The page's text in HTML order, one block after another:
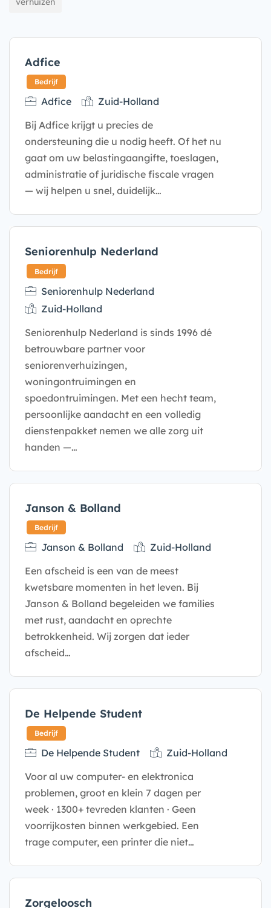
Adfice
Adfice
Zuid-Holland
Bij Adfice krijgt u precies de
ondersteuning die u nodig heeft. Of het nu
gaat om uw belastingaangifte, toeslagen,
administratie of juridische fiscale vragen
— wij helpen u snel, duidelijk…
Seniorenhulp Nederland
Bedrijf
Seniorenhulp Nederland
Zuid-Holland
Seniorenhulp Nederland is sinds 1996 dé
betrouwbare partner voor
seniorenverhuizingen,
woningontruimingen en
spoedontruimingen. Met een hecht team,
persoonlijke aandacht en een volledig
dienstenpakket nemen we alle zorg uit
handen —…
Janson & Bolland
Bedrijf
Janson & Bolland
Zuid-Holland
Een afscheid is een van de meest
kwetsbare momenten in het leven. Bij
Janson & Bolland begeleiden we families
met rust, aandacht en oprechte
betrokkenheid. Wij zorgen dat ieder
afscheid…
De Helpende Student
De Helpende Student
Zuid-Holland
Voor al uw computer- en elektronica
problemen, groot en klein 7 dagen per
week · 1300+ tevreden klanten · Geen
voorrijkosten binnen werkgebied. Een
trage computer, een printer die niet…
Zorgeloosch